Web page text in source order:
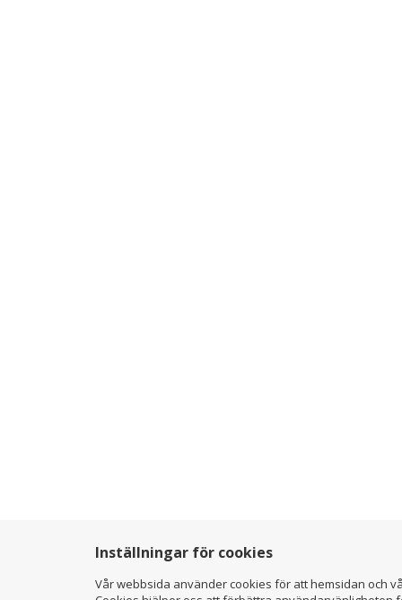
Inställningar för cookies
Vår webbsida använder cookies för att hemsidan och